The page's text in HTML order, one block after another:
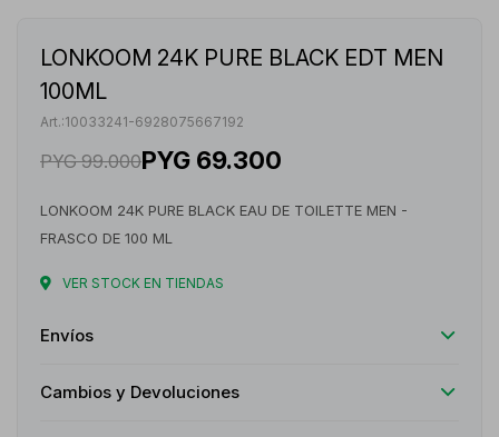
LONKOOM 24K PURE BLACK EDT MEN
100ML
10033241-6928075667192
PYG 99.000PYG 69.300
LONKOOM 24K PURE BLACK EAU DE TOILETTE MEN -
FRASCO DE 100 ML
VER STOCK EN TIENDAS
Envíos
Cambios y Devoluciones